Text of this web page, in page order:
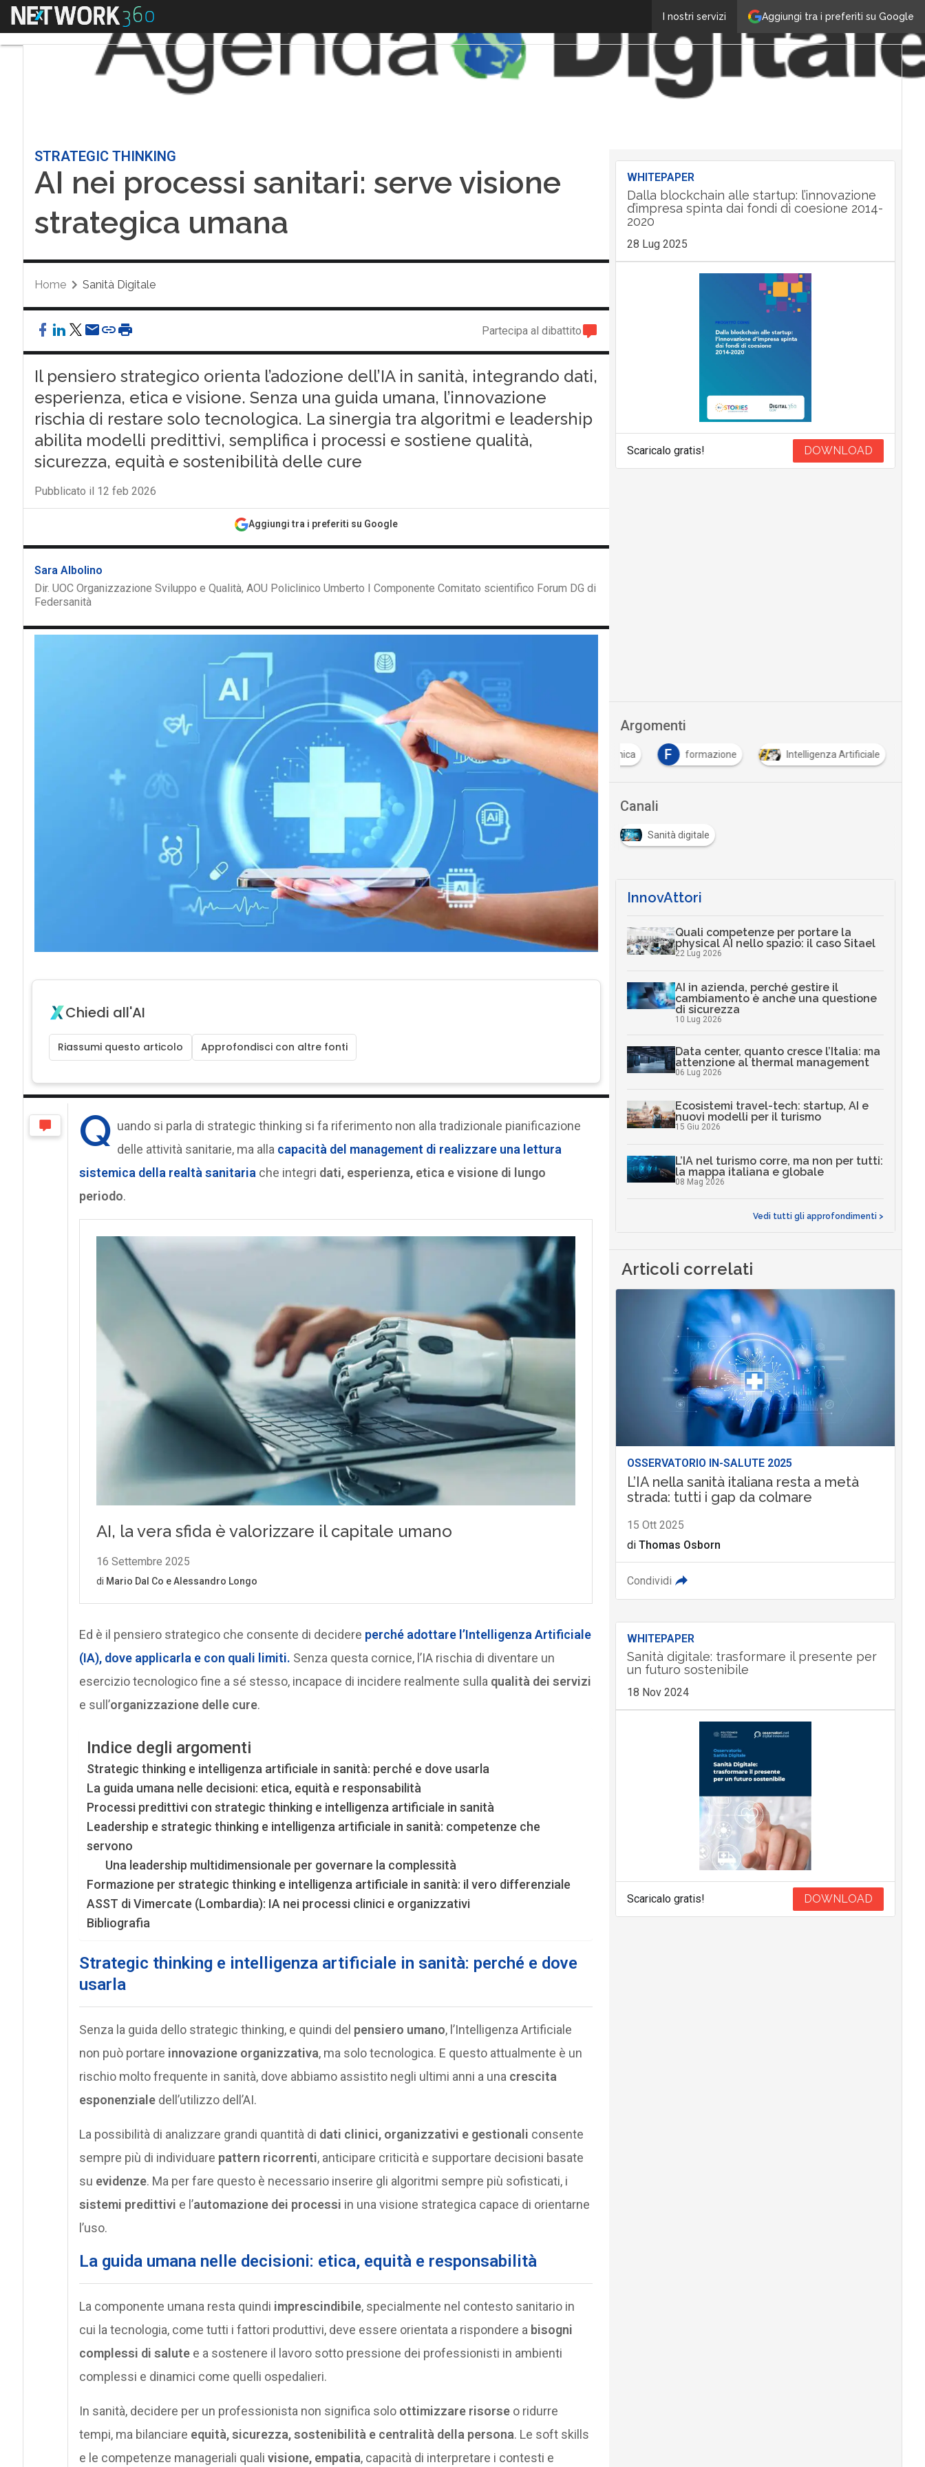
Aggiungi tra i preferiti su Google
I nostri servizi
Menu
STRATEGIC THINKING
AI nei processi sanitari: serve visione
strategica umana
Home Sanità Digitale
Partecipa al dibattito
Il pensiero strategico orienta l’adozione dell’IA in sanità, integrando dati,
esperienza, etica e visione. Senza una guida umana, l’innovazione
rischia di restare solo tecnologica. La sinergia tra algoritmi e leadership
abilita modelli predittivi, semplifica i processi e sostiene qualità,
sicurezza, equità e sostenibilità delle cure
Pubblicato il 12 feb 2026
Aggiungi tra i preferiti su Google
Sara Albolino
Dir. UOC Organizzazione Sviluppo e Qualità, AOU Policlinico Umberto I Componente Comitato scientifico Forum DG di
Federsanità
Chiedi all'AI
Riassumi questo articolo Approfondisci con altre fonti
Q uando si parla di strategic thinking si fa riferimento non alla tradizionale pianificazione
delle attività sanitarie, ma alla capacità del management di realizzare una lettura
sistemica della realtà sanitaria che integri dati, esperienza, etica e visione di lungo
periodo.
Ed è il pensiero strategico che consente di decidere perché adottarel’Intelligenza Artificiale
(IA), dove applicarla e con quali limiti. Senza questa cornice, l’IA rischia di diventare un
esercizio tecnologico fine a sé stesso, incapace di incidere realmente sulla qualità dei servizi
e sull’organizzazione delle cure.
Indice degli argomenti
Strategic thinking e intelligenza artificiale in sanità: perché e dove usarla
La guida umana nelle decisioni: etica, equità e responsabilità
Processi predittivi con strategic thinking e intelligenza artificiale in sanità
Leadership e strategic thinking e intelligenza artificiale in sanità: competenze che
servono
Una leadership multidimensionale per governare la complessità
Formazione per strategic thinking e intelligenza artificiale in sanità: il vero differenziale
ASST di Vimercate (Lombardia): IA nei processi clinici e organizzativi
Bibliografia
Strategic thinking e intelligenza artificiale in sanità: perché e dove
usarla
Senza la guida dello strategic thinking, e quindi del pensiero umano, l’Intelligenza Artificiale
non può portare innovazione organizzativa, ma solo tecnologica. E questo attualmente è un
rischio molto frequente in sanità, dove abbiamo assistito negli ultimi anni a una crescita
esponenzialedell’utilizzo dell’AI.
La possibilità di analizzare grandi quantità di dati clinici, organizzativi e gestionali consente
sempre più di individuare pattern ricorrenti, anticipare criticità e supportare decisioni basate
su evidenze. Ma per fare questo è necessario inserire gli algoritmi sempre più sofisticati, i
sistemi predittivi e l’automazione dei processi in una visione strategica capace di orientarne
l’uso.
La guida umana nelle decisioni: etica, equità e responsabilità
La componente umana resta quindi imprescindibile, specialmente nel contesto sanitario in
cui la tecnologia, come tutti i fattori produttivi, deve essere orientata a rispondere a bisogni
complessi di salutee a sostenere il lavoro sotto pressione dei professionisti in ambienti
complessi e dinamici come quelli ospedalieri.
In sanità, decidere per un professionista non significa solo ottimizzare risorseo ridurre
tempi, ma bilanciare equità, sicurezza, sostenibilità e centralità della persona. Le soft skills
e le competenze manageriali quali visione, empatia, capacità di interpretare i contesti e
WHITEPAPER
Dalla blockchain alle startup: l’innovazione
d’impresa spinta dai fondi di coesione 2014-
2020
28 Lug 2025
Scaricalo gratis! DOWNLOAD
Argomenti
C
cartella clinica elettronica F formazione Intelligenza Artificiale
Canali
Sanità digitale
InnovAttori
Quali competenze per portare la
physical AI nello spazio: il caso Sitael
22 Lug 2026
AI in azienda, perché gestire il
cambiamento è anche una questione
di sicurezza
10 Lug 2026
Data center, quanto cresce l’Italia: ma
attenzione al thermal management
06 Lug 2026
Ecosistemi travel-tech: startup, AI e
nuovi modelli per il turismo
15 Giu 2026
L’IA nel turismo corre, ma non per tutti:
la mappa italiana e globale
08 Mag 2026
Vedi tutti gli approfondimenti >
Articoli correlati
OSSERVATORIO IN-SALUTE 2025
L’IA nella sanità italiana resta a metà
strada: tutti i gap da colmare
15 Ott 2025
di Thomas Osborn
Condividi
WHITEPAPER
Sanità digitale: trasformare il presente per
un futuro sostenibile
18 Nov 2024
Scaricalo gratis! DOWNLOAD